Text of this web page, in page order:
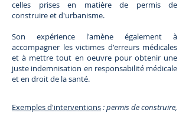
Exemples d'interventions: permis de construire,
celles prises en matière de permis de
construire et d'urbanisme.
Son expérience l'amène également à
accompagner les victimes d'erreurs médicales
et à mettre tout en oeuvre pour obtenir une
juste indemnisation en responsabilité médicale
et en droit de la santé.